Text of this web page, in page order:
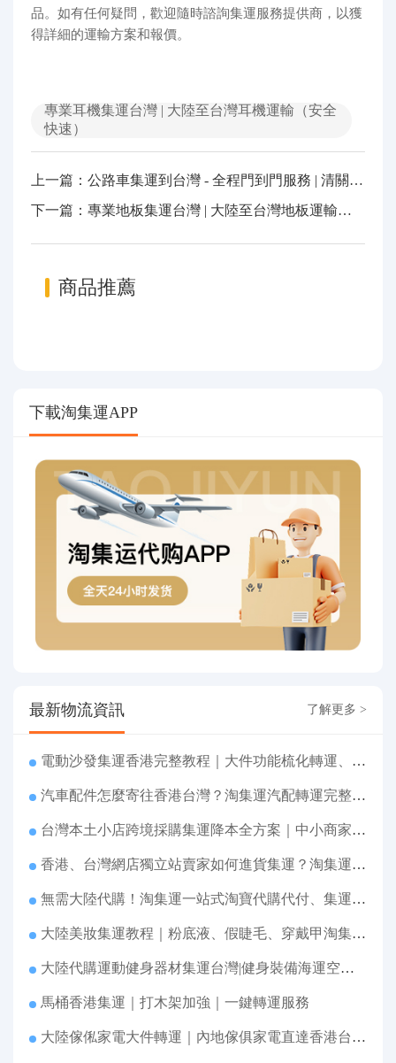
品。如有任何疑問，歡迎隨時諮詢集運服務提供商，以獲
得詳細的運輸方案和報價。
專業耳機集運台灣 | 大陸至台灣耳機運輸（安全
快速）
上一篇：公路車集運到台灣 - 全程門到門服務 | 清關 + 配送一站式解決
下一篇：專業地板集運台灣 | 大陸至台灣地板運輸（安全穩固）
商品推薦
下載淘集運APP
最新物流資訊 了解更多 >
電動沙發集運香港完整教程｜大件功能梳化轉運、打包清關上門派送
汽車配件怎麼寄往香港台灣？淘集運汽配轉運完整教程
台灣本土小店跨境採購集運降本全方案｜中小商家跨境物流優化攻略
香港、台灣網店獨立站賣家如何進貨集運？淘集運一站式採購轉運方案
無需大陸代購！淘集運一站式淘寶代購代付、集運轉運直達台灣
大陸美妝集運教程｜粉底液、假睫毛、穿戴甲淘集運香港台灣轉運&台灣代購完整指南
大陸代購運動健身器材集運台灣|健身裝備海運空運直送、送貨到府
馬桶香港集運｜打木架加強｜一鍵轉運服務
大陸傢俬家電大件轉運｜內地傢俱家電直達香港台灣送貨上府